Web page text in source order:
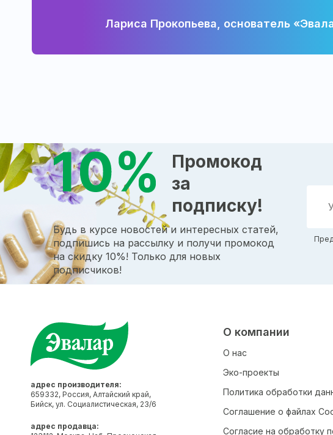
Лариса Прокопьева, основатель
Промокод
за
подписку!
Будь в курсе новостей и интересных статей,
подпишись на рассылку и получи промокод
на скидку 10%! Только для новых
подписчиков!
адрес производителя:
659332, Россия, Алтайский край,
Бийск, ул. Социалистическая, 23/6
адрес продавца:
О компании
О нас
Эко-проекты
Политика обработки
Соглашение о файлах
Согласие на обработку